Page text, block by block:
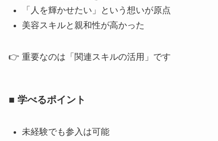
「人を輝かせたい」という想いが原点
美容スキルと親和性が高かった
👉 重要なのは「関連スキルの活用」です
■ 学べるポイント
未経験でも参入は可能